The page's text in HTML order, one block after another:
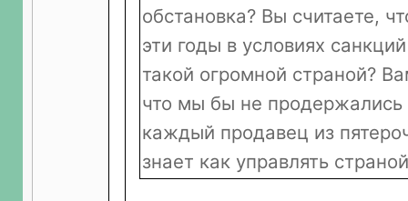
обстановка? Вы считаете,
эти годы в условиях
такой огромной страной?
что мы бы не продержались
каждый продавец из
знает как управлять